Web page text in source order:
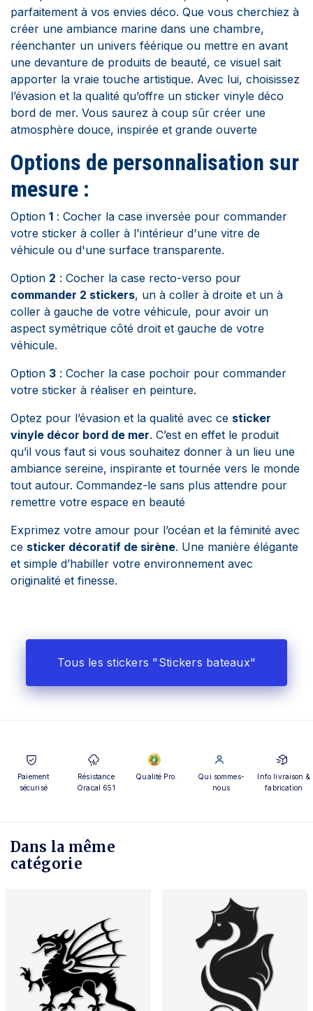
parfaitement à vos envies déco. Que vous cherchiez à
créer une ambiance marine dans une chambre,
réenchanter un univers féérique ou mettre en avant
une devanture de produits de beauté, ce visuel sait
apporter la vraie touche artistique. Avec lui, choisissez
l’évasion et la qualité qu’offre un sticker vinyle déco
bord de mer. Vous saurez à coup sûr créer une
atmosphère douce, inspirée et grande ouverte
Options de personnalisation sur
mesure :
Option 1 : Cocher la case inversée pour commander
votre sticker à coller à l'intérieur d'une vitre de
véhicule ou d'une surface transparente.
Option 2 : Cocher la case recto-verso pour
commander 2 stickers, un à coller à droite et un à
coller à gauche de votre véhicule, pour avoir un
aspect symétrique côté droit et gauche de votre
véhicule.
Option 3 : Cocher la case pochoir pour commander
votre sticker à réaliser en peinture.
Optez pour l’évasion et la qualité avec ce sticker
vinyle décor bord de mer. C’est en effet le produit
qu’il vous faut si vous souhaitez donner à un lieu une
ambiance sereine, inspirante et tournée vers le monde
tout autour. Commandez-le sans plus attendre pour
remettre votre espace en beauté
Exprimez votre amour pour l’océan et la féminité avec
ce sticker décoratif de sirène. Une manière élégante
et simple d’habiller votre environnement avec
originalité et finesse.
Tous les stickers "Stickers bateaux"
Paiement
sécurisé
Résistance
Oracal 651
Qualité Pro.
Qui sommes-
nous
Info livraison &
fabrication
Dans la même
catégorie